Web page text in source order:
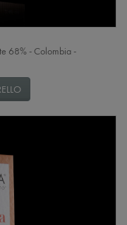
68% - Colombia -